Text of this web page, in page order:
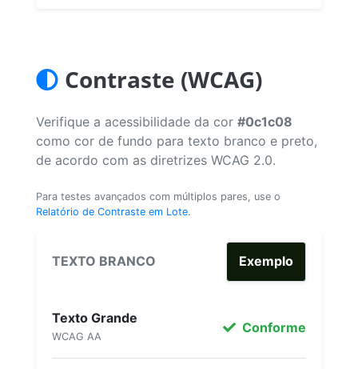
Contraste (WCAG)
Verifique a acessibilidade da cor #0c1c08
como cor de fundo para texto branco e preto,
de acordo com as diretrizes WCAG 2.0.
Para testes avançados com múltiplos pares, use o
Relatório de Contraste em Lote.
TEXTO BRANCO Exemplo
Texto Grande
WCAG AA
Conforme